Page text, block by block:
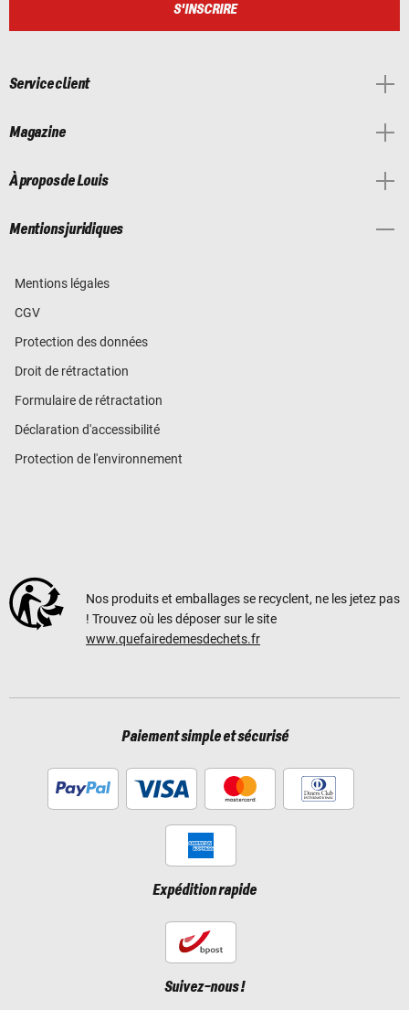
S'INSCRIRE
Service client
Magazine
À propos de Louis
Mentions juridiques
Mentions légales
CGV
Protection des données
Droit de rétractation
Formulaire de rétractation
Déclaration d'accessibilité
Protection de l'environnement
Nos produits et emballages se recyclent, ne les jetez pas
! Trouvez où les déposer sur le site
www.quefairedemesdechets.fr
Paiement simple et sécurisé
Expédition rapide
Suivez-nous !